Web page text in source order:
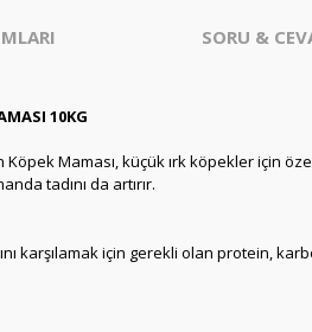
SORU &
10KG
Köpek Maması, küçük ırk köpekler için
tadını da artırır.
karşılamak için gerekli olan protein,